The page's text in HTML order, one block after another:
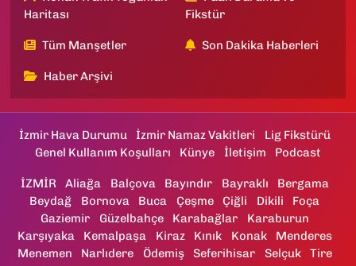
Haritası
Fikstür
Tüm Manşetler Son Dakika Haberleri
Haber Arşivi
İzmir Hava Durumu İzmir Namaz Vakitleri
Lig Fikstürü
Genel Kullanım Koşulları
Künye İletişim Podcast
İZMİR Aliağa Balçova Bayındır Bayraklı
Bergama
Beydağ
Bornova Buca Çeşme Çiğli Dikili
Foça
Gaziemir
Güzelbahçe Karabağlar
Karaburun
Karşıyaka
Kemalpaşa Kiraz Kınık Konak
Menderes
Menemen
Narlıdere Ödemiş Seferihisar Selçuk
Tire